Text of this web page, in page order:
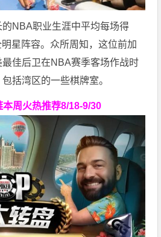
NBA职业生涯中平均每场得
星阵容。众所周知，这位前加
佳后卫在NBA赛季客场作战时
括湾区的一些棋牌室。
本周火热推荐8/18-9/30